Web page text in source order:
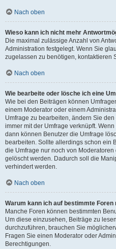
Nach oben
Wieso kann ich nicht mehr
Die maximal zulässige Anzahl von
Administration festgelegt. Wenn Sie
zugelassen zu benötigen, kontaktieren
Nach oben
Wie bearbeite oder lösche ich eine
Wie bei den Beiträgen können
einem Moderator oder einem
Umfrage zu bearbeiten, ändern Sie
immer mit der Umfrage verknüpft.
dann können Benutzer die Umfrage
bearbeiten. Sollte allerdings schon ein
die Umfrage nur noch von
gelöscht werden. Dadurch soll die
verhindert werden.
Nach oben
Warum kann ich auf bestimmte Foren
Manche Foren können bestimmten
Um diese einzusehen, Beiträge zu
durchzuführen, brauchen Sie
Fragen Sie einen Moderator oder
Berechtigungen.